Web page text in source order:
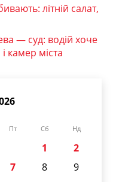
літній салат,
— суд: водій хоче
камер міста
Пт Сб Нд
1
2
7 8
9